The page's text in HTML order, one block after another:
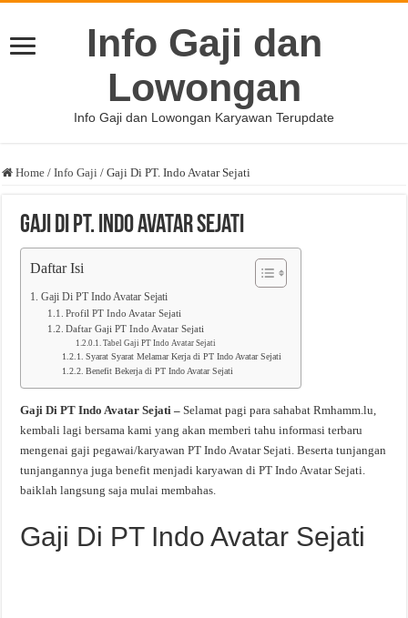
Info Gaji dan
Lowongan
Info Gaji dan Lowongan Karyawan Terupdate
Home / Info Gaji / Gaji Di PT. Indo Avatar Sejati
Gaji Di PT. Indo Avatar Sejati
Daftar Isi
Gaji Di PT Indo Avatar Sejati
Profil PT Indo Avatar Sejati
Daftar Gaji PT Indo Avatar Sejati
Tabel Gaji PT Indo Avatar Sejati
Syarat Syarat Melamar Kerja di PT Indo Avatar Sejati
Benefit Bekerja di PT Indo Avatar Sejati
Gaji Di PT Indo Avatar Sejati –Selamat pagi para sahabat Rmhamm.lu,
kembali lagi bersama kami yang akan memberi tahu informasi terbaru
mengenai gaji pegawai/karyawan PT Indo Avatar Sejati. Beserta tunjangan
tunjangannya juga benefit menjadi karyawan di PT Indo Avatar Sejati.
baiklah langsung saja mulai membahas.
Gaji Di PT Indo Avatar Sejati